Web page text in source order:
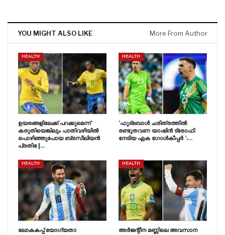
YOU MIGHT ALSO LIKE More From Author
HEALTH
ഉയരങ്ങളിലേക്ക് പറക്കുമെന്ന്
കരുതിയെങ്കിലും പാതിവഴിയിൽ
പൊഴിഞ്ഞുപോയ ബ്രസീലിയൻ
പ്രതിഭ |…
HEALTH
‘ഫുട്ബോൾ ചരിത്രത്തിൽ
രണ്ടുതവണ യാഷിൻ ട്രോഫി
നേടിയ ഏക ഗോൾകീപ്പർ ‘:…
HEALTH
ലോകകപ്പ് യോഗ്യതാ
HEALTH
അർജന്റീന മണ്ണിലെ അവസാന